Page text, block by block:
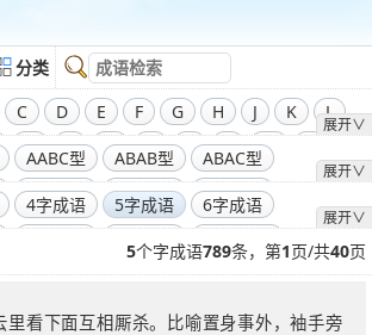
分类
展开∨
C D E F G H J K
L
O P Q R S T W
展开∨
AABC型 ABAB型
ABAC型
ABBC型 ABCA型
ABCB型
展开∨
4字成语 5字成语
6字成语
9字成语
10字成语
12字成语 13字成语 14字成语
5个字成语789条，第1页/共40页
里看下面互相厮杀。比喻置身事外，袖手旁